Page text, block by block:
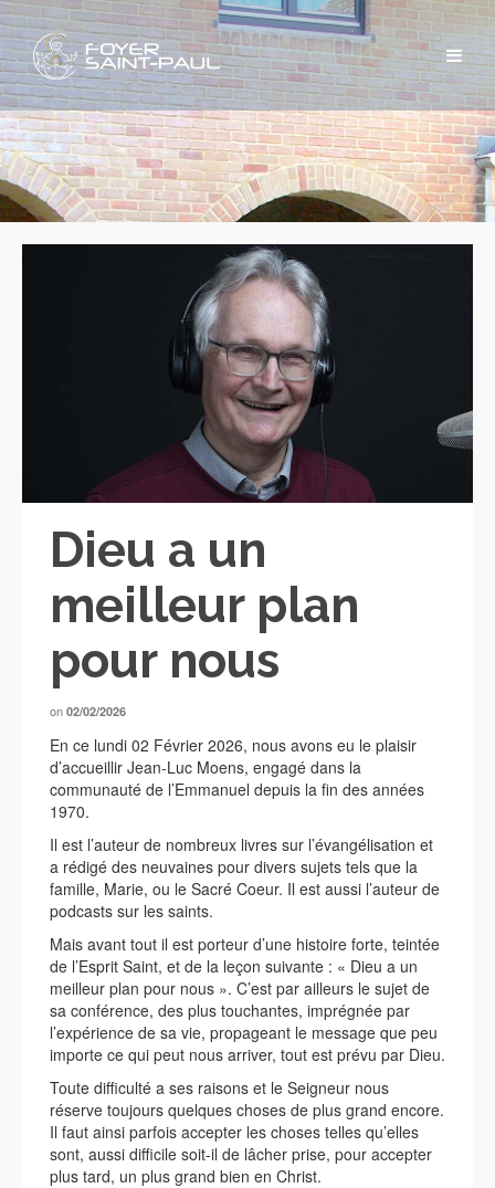
Dieu a un
meilleur plan
pour nous
on 02/02/2026
En ce lundi 02 Février 2026, nous avons eu le plaisir
d’accueillir Jean-Luc Moens, engagé dans la
communauté de l’Emmanuel depuis la fin des années
1970.
Il est l’auteur de nombreux livres sur l’évangélisation et
a rédigé des neuvaines pour divers sujets tels que la
famille, Marie, ou le Sacré Coeur. Il est aussi l’auteur de
podcasts sur les saints.
Mais avant tout il est porteur d’une histoire forte, teintée
de l’Esprit Saint, et de la leçon suivante : « Dieu a un
meilleur plan pour nous ». C’est par ailleurs le sujet de
sa conférence, des plus touchantes, imprégnée par
l’expérience de sa vie, propageant le message que peu
importe ce qui peut nous arriver, tout est prévu par Dieu.
Toute difficulté a ses raisons et le Seigneur nous
réserve toujours quelques choses de plus grand encore.
Il faut ainsi parfois accepter les choses telles qu’elles
sont, aussi difficile soit-il de lâcher prise, pour accepter
plus tard, un plus grand bien en Christ.